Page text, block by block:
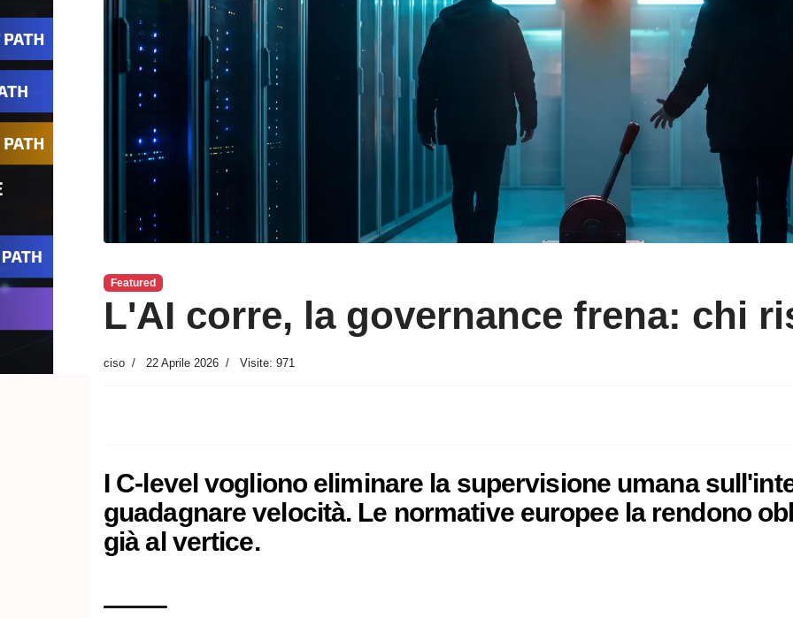
Featured
L'AI corre, la governance frena: chi
ciso 22 Aprile 2026 Visite: 971
I C-level vogliono eliminare la supervisione umana
guadagnare velocità. Le normative europee la rendono
già al vertice.